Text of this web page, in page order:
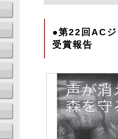
●第22回AC
受賞報告